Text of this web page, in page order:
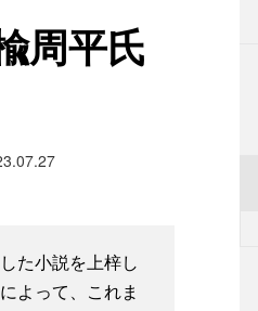
周平氏
た小説を上梓し
よって、これま